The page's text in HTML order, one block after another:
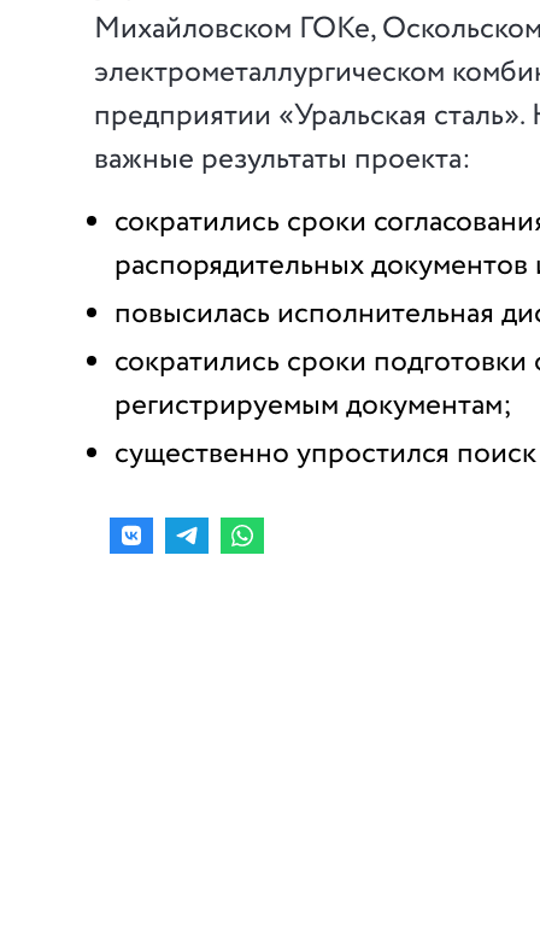
Михайловском ГОКе,
электрометаллургическом
предприятии «Уральская
важные результаты проекта:
сократились сроки
распорядительных
повысилась исполнительная
сократились сроки
регистрируемым документам;
существенно упростился